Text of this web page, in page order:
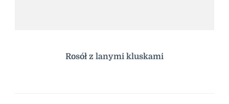
Rosół z lanymi kluskami